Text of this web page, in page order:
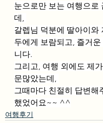
눈으로만 보는 여행으로
데,
갈렙님 덕분에 딸아이와
두에게 보람되고, 즐거
니다.
그리고, 여행 외에도 제
문많았는데,
그때마다 친절히 답변해
했었어요~~ ^^
여행후기